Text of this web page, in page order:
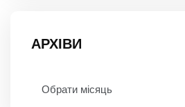
АРХІВИ